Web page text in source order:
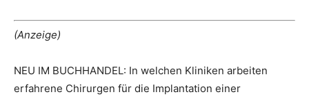
(Anzeige)
NEU IM BUCHHANDEL: In welchen Kliniken arbeiten
erfahrene Chirurgen für die Implantation einer